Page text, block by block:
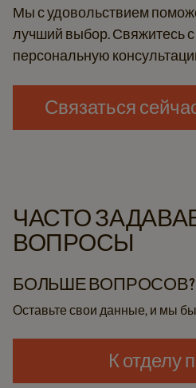
Мы с удовольствием
лучший выбор. Свяжитесь
персональную
Связаться
ЧАСТО
ВОПРОСЫ
БОЛЬШЕ ВОПРОСОВ?
Оставьте свои данные, и мы
К отделу